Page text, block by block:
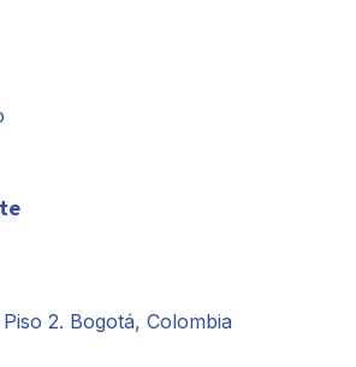
2. Bogotá, Colombia